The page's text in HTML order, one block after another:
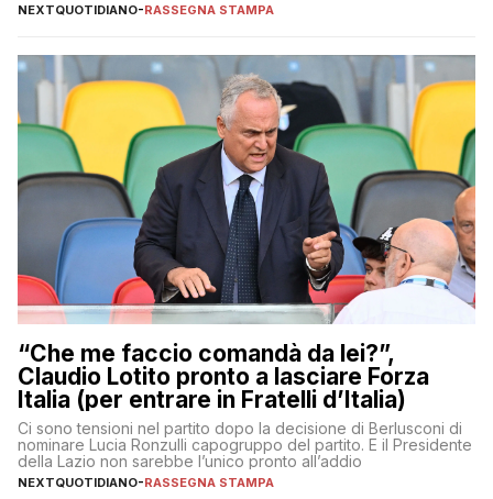
NEXTQUOTIDIANO-RASSEGNA STAMPA
“Che me faccio comandà da lei?”,
Claudio Lotito pronto a lasciare Forza
Italia (per entrare in Fratelli d’Italia)
Ci sono tensioni nel partito dopo la decisione di Berlusconi di
nominare Lucia Ronzulli capogruppo del partito. E il Presidente
della Lazio non sarebbe l’unico pronto all’addio
NEXTQUOTIDIANO-RASSEGNA STAMPA